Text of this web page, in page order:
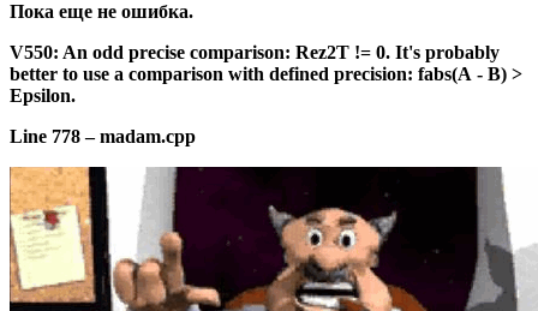
Пока еще не ошибка.
V550: An odd precise comparison: Rez2T != 0. It's probably
better to use a comparison with defined precision: fabs(A - B) >
Epsilon.
Line 778 – madam.cpp